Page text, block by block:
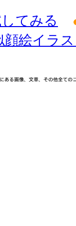
てみる
絵イラ